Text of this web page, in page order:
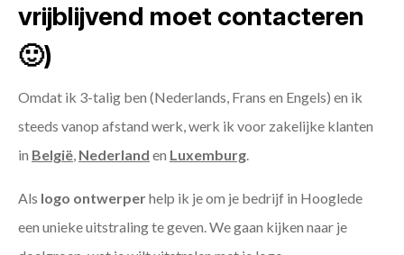
vrijblijvend moet contacteren
🙂)
Omdat ik 3-talig ben (Nederlands, Frans en Engels) en ik
steeds vanop afstand werk, werk ik voor zakelijke klanten
in België, Nederland en Luxemburg.
Als logo ontwerperhelp ik je om je bedrijf in Hooglede
een unieke uitstraling te geven. We gaan kijken naar je